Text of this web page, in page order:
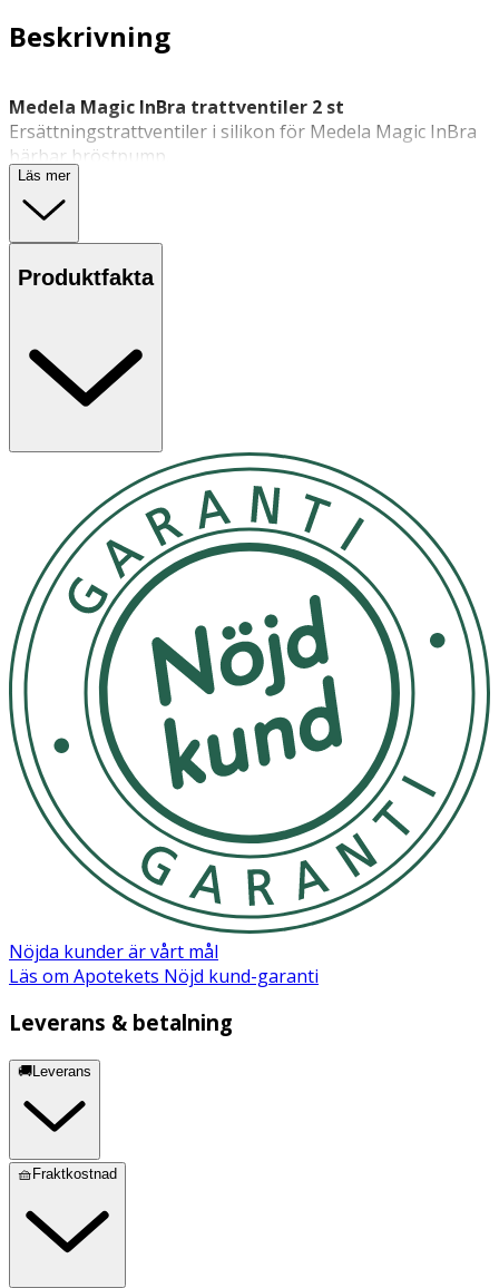
Beskrivning
Medela Magic InBra trattventiler 2 st
Ersättningstrattventiler i silikon för Medela Magic InBra
bärbar bröstpump.
Medela Magic InBra trattventiler är originaltillbehör som
är testade och utformade för att användas tillsammans
med Medela Magic InBra bröstpump. Trattventilerna är
tillverkade av livsmedelsgodkänt silikon och används som
Egenskaper
· Ersättningstrattventiler för
· Tillverkade av livsmedelsgodkänt silikon
· Kompatibla med Medela Magic InBra
· Förväntad livslängd: cirka 6 månader
· Rekommendation: kontrollera regelbundet och byt
ut vid skador eller tydligt slitage
Användning
· Använd tillsammans med
Medela Magic InBra
enligt
bruksanvisningen.
· Följ tillverkarens instruktioner för montering,
rengöring och byte av delar.
Förvaring
Rengör och låt delarna torka helt innan förvaring.
Förvara delarna rent och torrt mellan
användningstillfällen.
Innehåll
2 st Magic InBra trattventiler
Läs mer
Produktfakta
Nöjda kunder är vårt mål
Läs om Apotekets Nöjd kund-garanti
Leverans & betalning
🚚Leverans
🧺Fraktkostnad